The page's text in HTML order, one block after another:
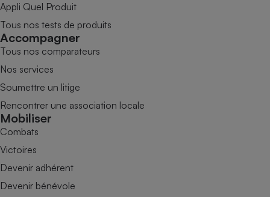
Appli Quel Produit
Tous nos tests de produits
Accompagner
Tous nos comparateurs
Nos services
Soumettre un litige
Rencontrer une association locale
Mobiliser
Combats
Victoires
Devenir adhérent
Devenir bénévole